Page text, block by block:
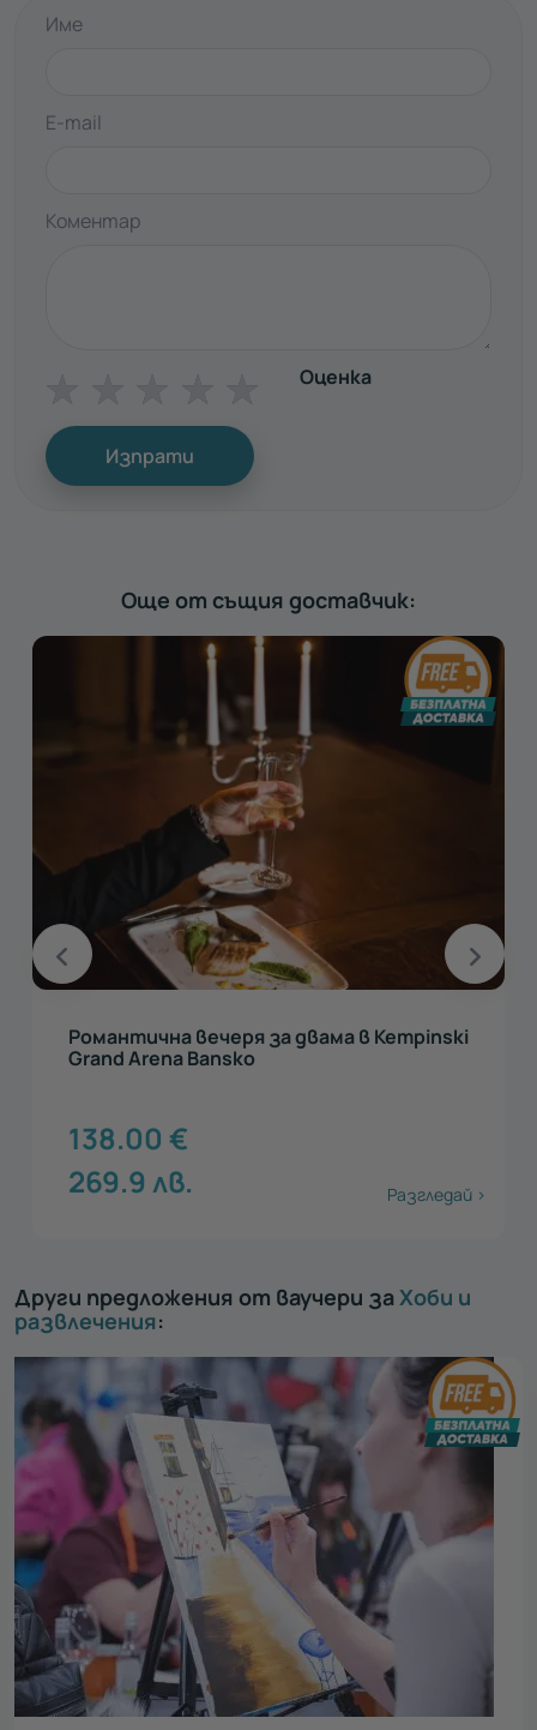
Име
E-mail
Коментар
Оценка
Изпрати
Още от същия доставчик:
Романтична вечеря за двама в Kempinski
Grand Arena Bansko
138.00 €
269.9 лв. Разгледай >
Други предложения от ваучери заХоби и
развлечения: